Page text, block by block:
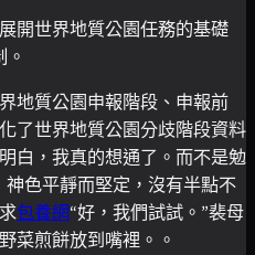
開世界地質公園任務的基礎
地質公園申報階段、申報前
了世界地質公園分歧階段資料
白，我真的想通了。而不是勉
色平靜而堅定，沒有半點不
包養網“好，我們試試。”裴母
菜煎餅放到嘴裡。。